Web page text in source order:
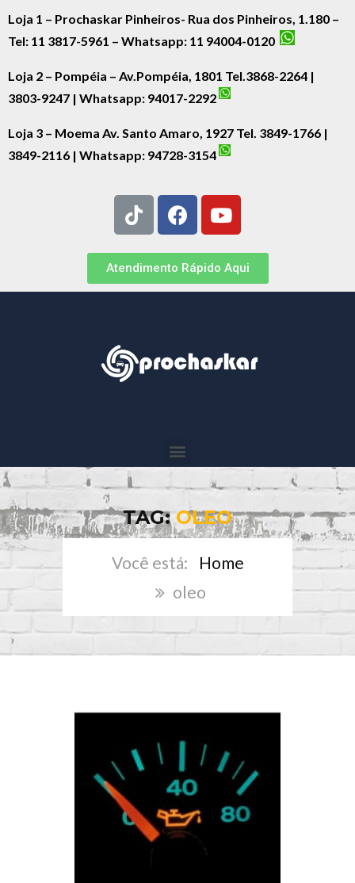
Loja 1 – Prochaskar Pinheiros- Rua dos Pinheiros, 1.180 –
Tel: 11 3817-5961 – Whatsapp: 11 94004-0120
Loja 2 – Pompéia – Av.Pompéia, 1801 Tel.3868-2264 |
3803-9247 | Whatsapp: 94017-2292
Loja 3 – Moema Av. Santo Amaro, 1927 Tel. 3849-1766 |
3849-2116 | Whatsapp: 94728-3154
Atendimento Rápido Aqui
TAG:OLEO
Home
oleo